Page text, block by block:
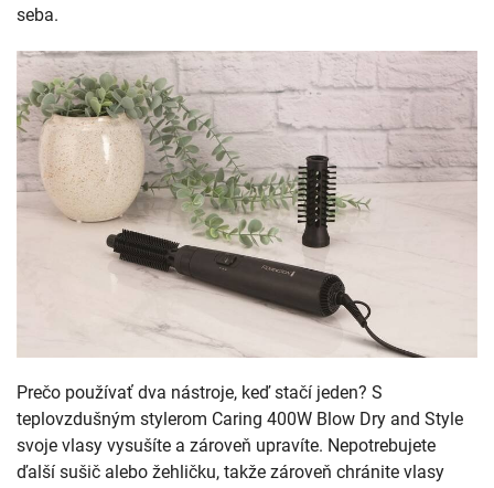
seba.
Prečo používať dva nástroje, keď stačí jeden? S
teplovzdušným stylerom Caring 400W Blow Dry and Style
svoje vlasy vysušíte a zároveň upravíte. Nepotrebujete
ďalší sušič alebo žehličku, takže zároveň chránite vlasy